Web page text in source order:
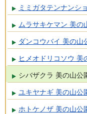
ミミガタテンナンシ
ムラサキケマン 美の
ダンコウバイ 美の山
ヒメオドリコソウ 美
シバザクラ 美の山公
ユキヤナギ 美の山公
ホトケノザ 美の山公